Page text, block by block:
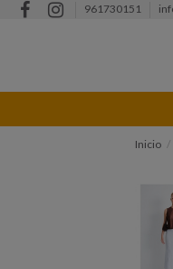
961730151
Inicio